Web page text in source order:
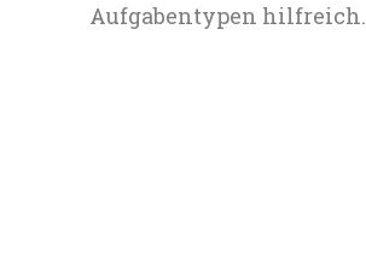
Aufgabentypen hilfreich.